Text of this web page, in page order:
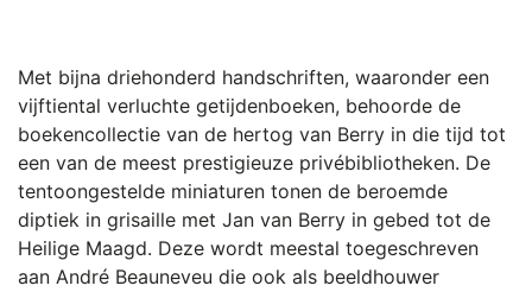
Met bijna driehonderd handschriften, waaronder een
vijftiental verluchte getijdenboeken, behoorde de
boekencollectie van de hertog van Berry in die tijd tot
een van de meest prestigieuze privébibliotheken. De
tentoongestelde miniaturen tonen de beroemde
diptiek in grisaille met Jan van Berry in gebed tot de
Heilige Maagd. Deze wordt meestal toegeschreven
aan André Beauneveu die ook als beeldhouwer